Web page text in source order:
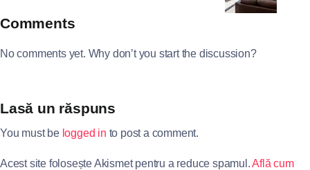
Comments
No comments yet. Why don’t you start the discussion?
Lasă un răspuns
You must be logged in to post a comment.
Acest site folosește Akismet pentru a reduce spamul.Află cum